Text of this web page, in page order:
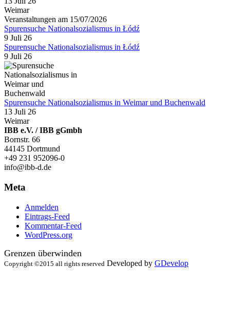
Weimar
Veranstaltungen am 15/07/2026
Spurensuche Nationalsozialismus in Łódź
9 Juli 26
Spurensuche Nationalsozialismus in Łódź
9 Juli 26
Spurensuche Nationalsozialismus in Weimar und Buchenwald
13 Juli 26
Weimar
IBB e.V. / IBB gGmbh
Bornstr. 66
44145 Dortmund
+49 231 952096-0
info@ibb-d.de
Meta
Anmelden
Eintrags-Feed
Kommentar-Feed
WordPress.org
Grenzen überwinden
Copyright ©2015 all rights reserved Developed by GDevelop